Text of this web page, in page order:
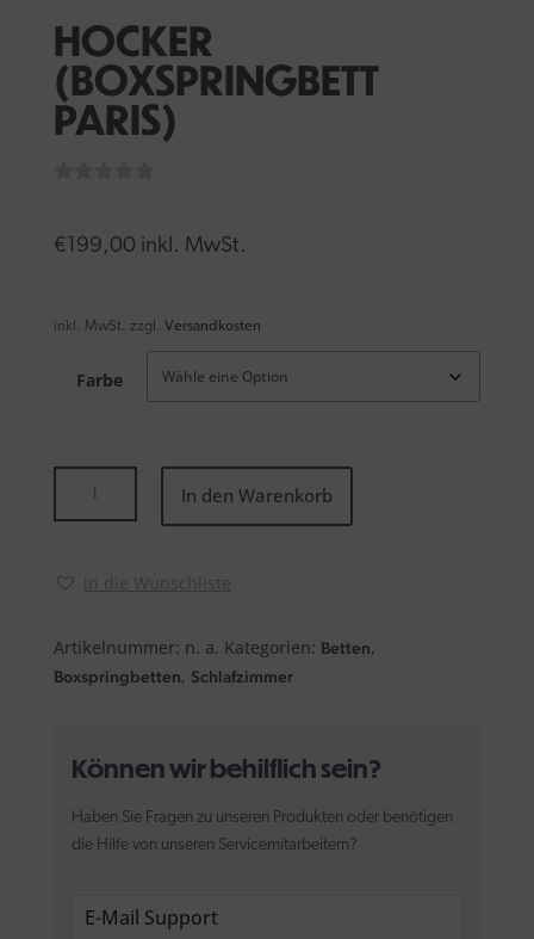
HOCKER
(BOXSPRINGBETT
PARIS)
€ 199,00 inkl. MwSt.
inkl. MwSt. zzgl. Versandkosten
Farbe
(Boxspringbett
In den Warenkorb
in die Wunschliste
Artikelnummer: n. a. Kategorien: Betten,
Boxspringbetten, Schlafzimmer
Können wir behilflich sein?
Haben Sie Fragen zu unseren Produkten oder benötigen
die Hilfe von unseren Servicemitarbeitern?
E-Mail Support